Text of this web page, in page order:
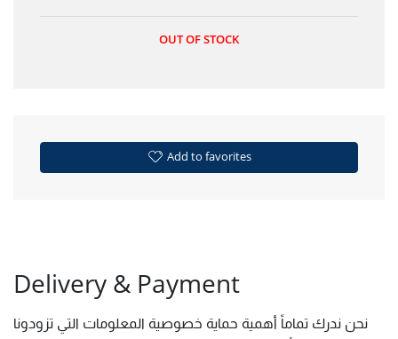
OUT OF STOCK
Add to favorites
Delivery & Payment
نحن ندرك تماماً أهمية حماية خصوصية المعلومات التي تزودونا